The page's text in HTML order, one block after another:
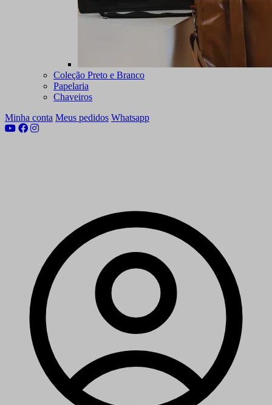
Coleção Preto e Branco
Papelaria
Chaveiros
Minha conta Meus pedidos Whatsapp